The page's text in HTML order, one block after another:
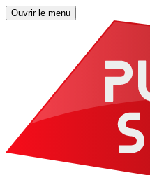
Ouvrir le menu